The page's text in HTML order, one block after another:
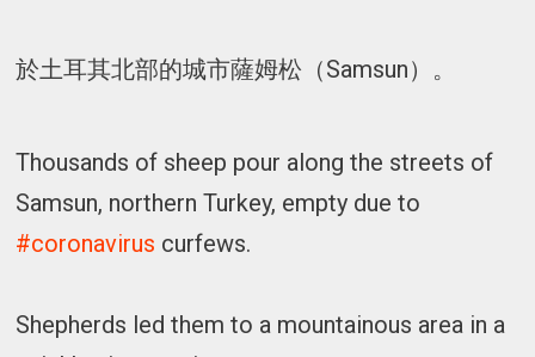
於土耳其北部的城市薩姆松（Samsun）。
Thousands of sheep pour along the streets of
Samsun, northern Turkey, empty due to
#coronavirus curfews.
Shepherds led them to a mountainous area in a